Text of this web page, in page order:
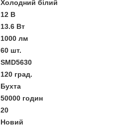
Холодний білий
12 В
13.6 Вт
1000 лм
60 шт.
SMD5630
120 град.
Бухта
50000 годин
20
Новий